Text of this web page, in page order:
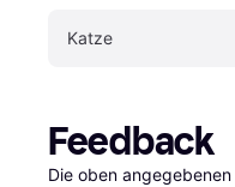
Katze
Feedback
Die oben